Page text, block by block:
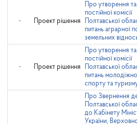
- Проект рішення
Про утворення
постійної комісії
Полтавської
питань аграрної
земельних
- Проект рішення
Про утворення
постійної комісії
Полтавської
питань
спорту та
Про Звернення
Полтавської
до Кабінету
України,